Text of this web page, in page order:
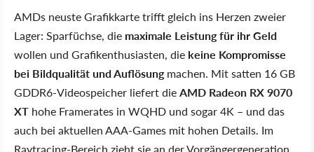
AMDs neuste Grafikkarte trifft gleich ins Herzen zweier
Lager: Sparfüchse, die maximale Leistung für ihr Geld
wollen und Grafikenthusiasten, die keine Kompromisse
bei Bildqualität und Auflösungmachen. Mit satten 16 GB
GDDR6-Videospeicher liefert dieAMD Radeon RX 9070
XT hohe Framerates in WQHD und sogar 4K – und das
auch bei aktuellen AAA-Games mit hohen Details. Im